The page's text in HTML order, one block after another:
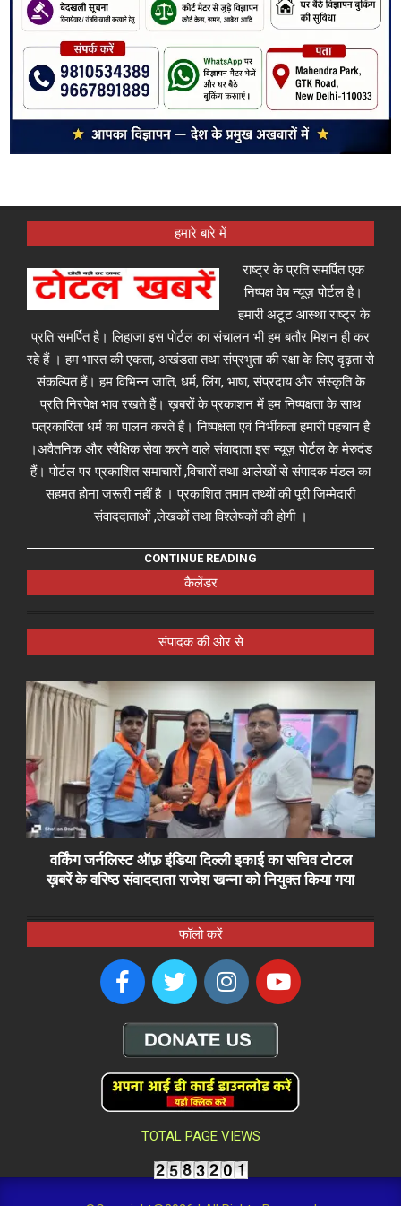
हमारे बारे में
राष्ट्र के प्रति समर्पित एक
निष्पक्ष वेब न्यूज़ पोर्टल है।
हमारी अटूट आस्था राष्ट्र के
प्रति समर्पित है। लिहाजा इस पोर्टल का संचालन भी हम बतौर मिशन ही कर
रहे हैं । हम भारत की एकता, अखंडता तथा संप्रभुता की रक्षा के लिए दृढ़ता से
संकल्पित हैं। हम विभिन्न जाति, धर्म, लिंग, भाषा, संप्रदाय और संस्कृति के
प्रति निरपेक्ष भाव रखते हैं। ख़बरों के प्रकाशन में हम निष्पक्षता के साथ
पत्रकारिता धर्म का पालन करते हैं। निष्पक्षता एवं निर्भीकता हमारी पहचान है
।अवैतनिक और स्वैक्षिक सेवा करने वाले संवादाता इस न्यूज़ पोर्टल के मेरुदंड
हैं। पोर्टल पर प्रकाशित समाचारों ,विचारों तथा आलेखों से संपादक मंडल का
सहमत होना जरूरी नहीं है । प्रकाशित तमाम तथ्यों की पूरी जिम्मेदारी
संवाददाताओं ,लेखकों तथा विश्लेषकों की होगी ।
CONTINUE READING
कैलेंडर
संपादक की ओर से
वर्किंग जर्नलिस्ट ऑफ़ इंडिया दिल्ली इकाई का सचिव टोटल
ख़बरें के वरिष्ठ संवाददाता राजेश खन्ना को नियुक्त किया गया
फॉलो करें
TOTAL PAGE VIEWS